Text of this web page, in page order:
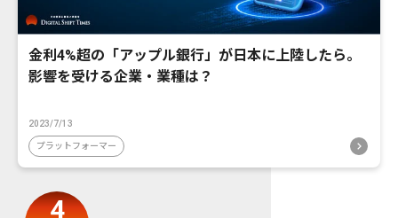
金利4%超の「アップル銀行」が日本に上陸したら。
影響を受ける企業・業種は？
2023/7/13
プラットフォーマー